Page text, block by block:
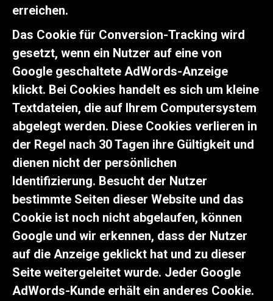
erreichen.
Das Cookie für Conversion-Tracking wird
gesetzt, wenn ein Nutzer auf eine von
Google geschaltete AdWords-Anzeige
klickt. Bei Cookies handelt es sich um kleine
Textdateien, die auf Ihrem Computersystem
abgelegt werden. Diese Cookies verlieren in
der Regel nach 30 Tagen ihre Gültigkeit und
dienen nicht der persönlichen
Identifizierung. Besucht der Nutzer
bestimmte Seiten dieser Website und das
Cookie ist noch nicht abgelaufen, können
Google und wir erkennen, dass der Nutzer
auf die Anzeige geklickt hat und zu dieser
Seite weitergeleitet wurde. Jeder Google
AdWords-Kunde erhält ein anderes Cookie.